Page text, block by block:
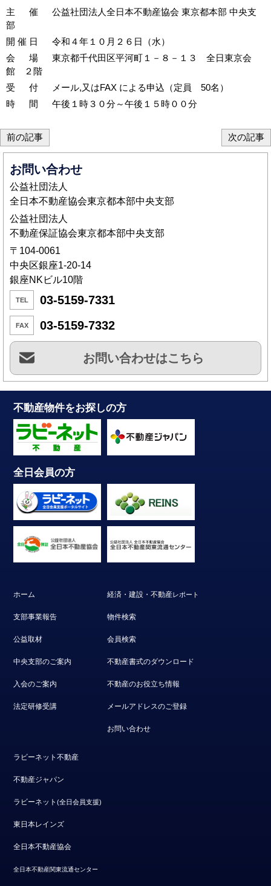
お問い合わせ
公益社団法人
全日本不動産協会東京都本部中央支部
公益社団法人
不動産保証協会東京都本部中央支部
〒104-0061
中央区銀座1-20-14
銀座NKビル10階
TEL 03-5159-7331
FAX 03-5159-7332
お問い合わせはこちら
主 催 公益社団法人全日本不動産協会 東京都本部 中央支
部
開 催 日 令和４年１０月２６日（水）
会 場 東京都千代田区平河町１－８－１３ 全日東京会
館 ２階
受 付 メール,又はFAX による申込（定員 50名）
時 間 午後１時３０分～午後１５時００分
前の記事 次の記事
不動産物件をお探しの方
全日会員の方
ホーム
支部事業報告
公益取材
中央支部のご案内
入会のご案内
法定研修受講
経済・建設・不動産レポート
物件検索
会員検索
不動産書式のダウンロード
不動産のお役立ち情報
メールアドレスのご登録
お問い合わせ
ラビーネット不動産
不動産ジャパン
ラビーネット(全日会員支援)
東日本レインズ
全日本不動産協会
全日本不動産関東流通センター